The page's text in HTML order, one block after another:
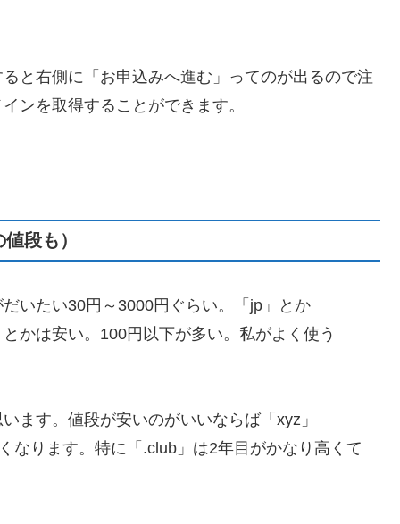
と右側に「お申込みへ進む」ってのが出るので注
ンを取得することができます。
段も）
いたい30円～3000円ぐらい。「jp」とか
かは安い。100円以下が多い。私がよく使う
ます。値段が安いのがいいならば「xyz」
なります。特に「.club」は2年目がかなり高くて